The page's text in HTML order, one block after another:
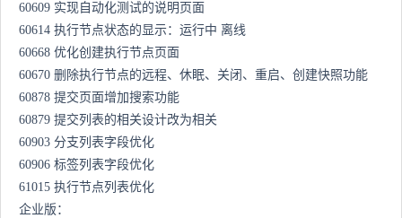
60609 实现自动化测试的说明页面
60614 执行节点状态的显示：运行中 离线
60668 优化创建执行节点页面
60670 删除执行节点的远程、休眠、关闭、重启、创建快照功能
60878 提交页面增加搜索功能
60879 提交列表的相关设计改为相关
60903 分支列表字段优化
60906 标签列表字段优化
61015 执行节点列表优化
企业版：